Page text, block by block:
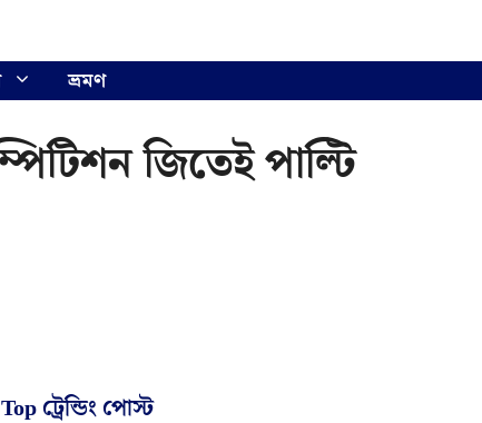
ভ্রমণ
জিতেই পাল্টি
Top ট্রেন্ডিং পোস্ট